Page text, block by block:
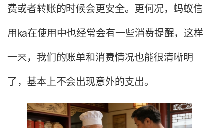
费或者转账的时候会更安全。更何况，蚂蚁信
用ka在使用中也经常会有一些消费提醒，这样
一来，我们的账单和消费情况也能很清晰明
了，基本上不会出现意外的支出。